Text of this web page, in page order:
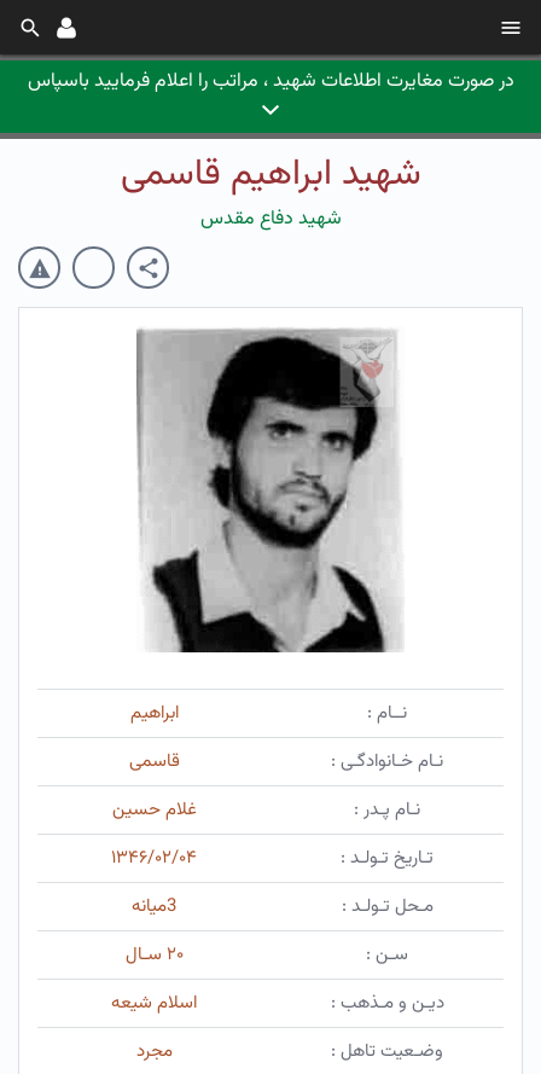
در صورت مغایرت اطلاعات شهید ، مراتب را اعلام فرمایید باسپاس
شهید ابراهیم قاسمی
شهید دفاع مقدس
نــام :
ابراهیم
نـام خـانوادگـی :
قاسمی
نـام پـدر :
غلام حسین
تـاریخ تـولـد :
۱۳۴۶/۰۲/۰۴
مـحل تـولـد :
3ميانه
سـن :
۲۰ سـال
دیـن و مـذهب :
اسلام شیعه
وضـعیت تاهل :
مجرد